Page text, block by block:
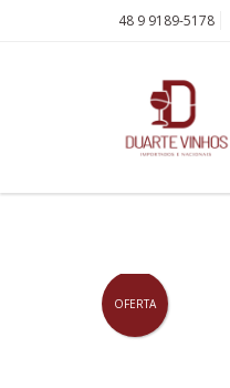
48 9 9189-5178
OFERTA